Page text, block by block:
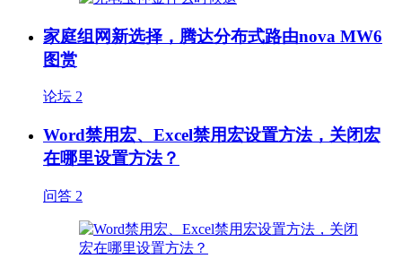
家庭组网新选择，腾达分布式路由nova MW6
图赏
论坛 2
Word禁用宏、Excel禁用宏设置方法，关闭宏
在哪里设置方法？
问答 2